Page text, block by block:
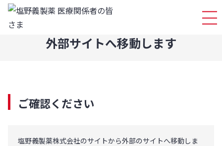
ログ
外部サイトへ移動します
ご確認ください
塩野義製薬株式会社のサイトから外部のサイトへ移動しま